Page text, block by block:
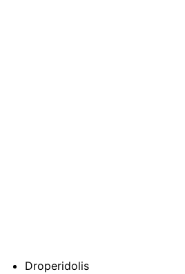
Droperidolis